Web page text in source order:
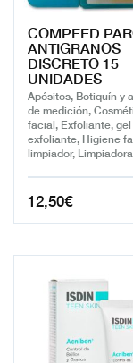
COMPEED
ANTIGRANOS
DISCRETO 15
UNIDADES
Apósitos, Botiquín y
de medición,
facial, Exfoliante, gel
exfoliante, Higiene
limpiador, Limpiadora
12,50€